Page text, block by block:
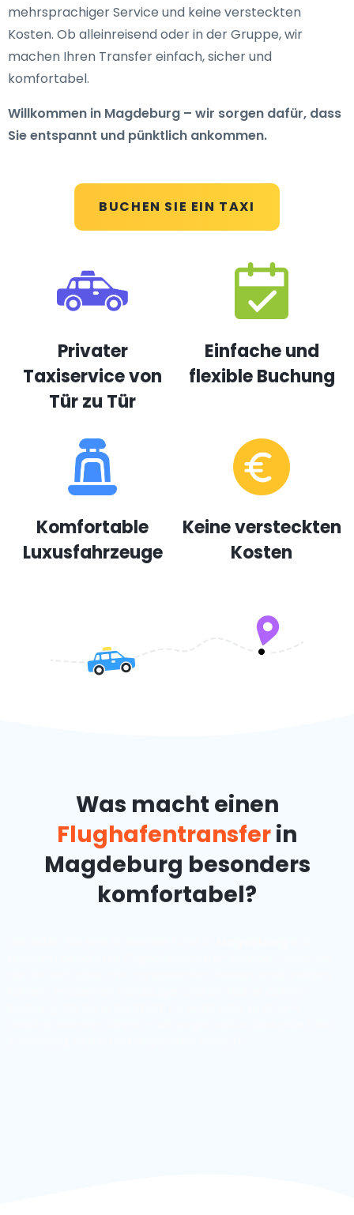
BUCHEN SIE EIN TAXI
mehrsprachiger Service und keine versteckten
Kosten. Ob alleinreisend oder in der Gruppe, wir
machen Ihren Transfer einfach, sicher und
komfortabel.
Willkommen in Magdeburg – wir sorgen dafür, dass
Sie entspannt und pünktlich ankommen.
Privater
Taxiservice von
Tür zu Tür
Einfache und
flexible Buchung
Komfortable
Luxusfahrzeuge
Keine versteckten
Kosten
Was macht einen
Flughafentransferin
Magdeburg besonders
komfortabel?